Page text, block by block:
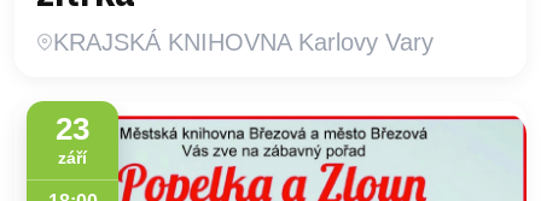
KRAJSKÁ KNIHOVNA Karlovy Vary
23
září